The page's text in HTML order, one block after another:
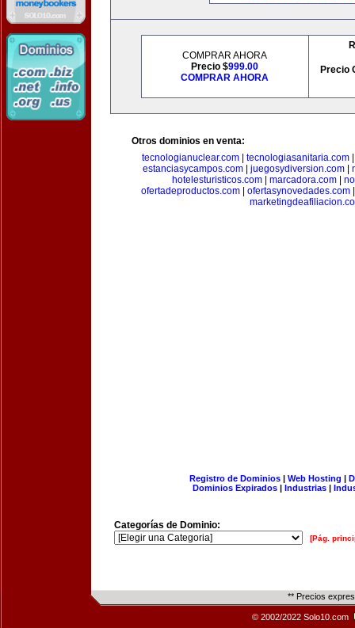
COMPRAR AHORA
Precio $999.00
COMPRAR AHORA
Precio
Otros dominios en venta:
tecnologianuclear.com| tecnologiasanitaria.com
estanciasycampos.com| juegosydiversion.com|
hotelesturisticos.com
marcadora.com
ofertadeproductos.com| ofertasynovedades.com
Registro de Dominios| Web Hosting |
Dominios Expirados | Industrias |
Categorías de Dominio:
[Pág.
** Precios
© 2002/2022 Solo10.com